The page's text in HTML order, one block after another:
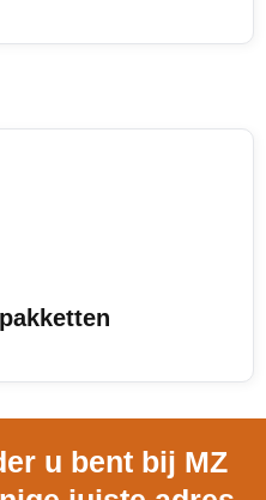
u bent bij MZ